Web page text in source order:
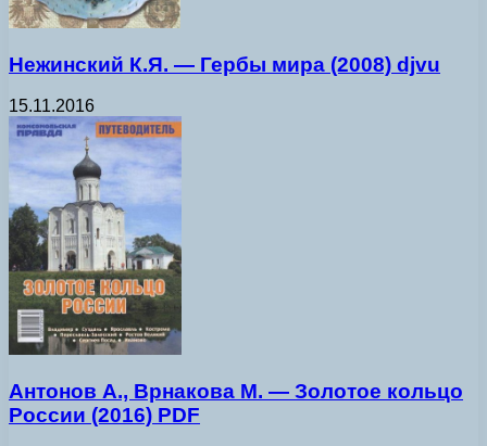
Нежинский К.Я. — Гербы мира (2008) djvu
15.11.2016
Антонов А., Врнакова М. — Золотое кольцо
России (2016) PDF